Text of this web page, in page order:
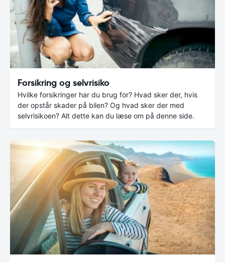
Forsikring og selvrisiko
Hvilke forsikringer har du brug for? Hvad sker der, hvis
der opstår skader på bilen? Og hvad sker der med
selvrisikoen? Alt dette kan du læse om på denne side.